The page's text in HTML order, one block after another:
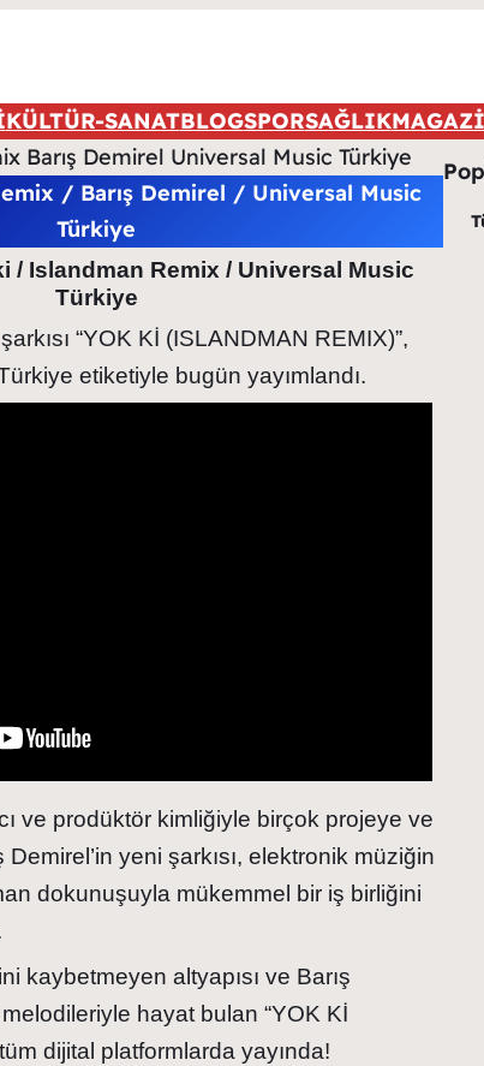
KÜLTÜR-SANATBLOGSPORSAĞLIK
/ Barış Demirel / Universal Music
Türkiye
/ Islandman Remix / Universal Music
Türkiye
“YOK Kİ (ISLANDMAN REMIX)”,
etiketiyle bugün yayımlandı.
ve prodüktör kimliğiyle birçok projeye ve
Demirel’in yeni şarkısı, elektronik müziğin
dokunuşuyla mükemmel bir iş birliğini
kaybetmeyen altyapısı ve Barış
hayat bulan “YOK Kİ
dijital platformlarda yayında!